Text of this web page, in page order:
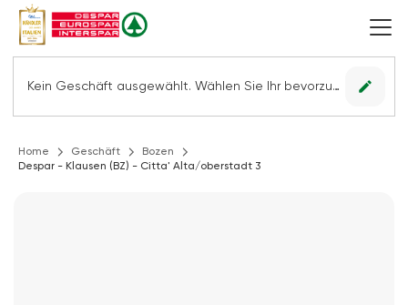
Kein Geschäft ausgewählt. Wählen Sie Ihr bevorzugtes Geschäft, um alle Angebote sehen zu können. edit
Home Geschäft
Bozen
Despar - Klausen (BZ) - Citta' Alta/oberstadt 3